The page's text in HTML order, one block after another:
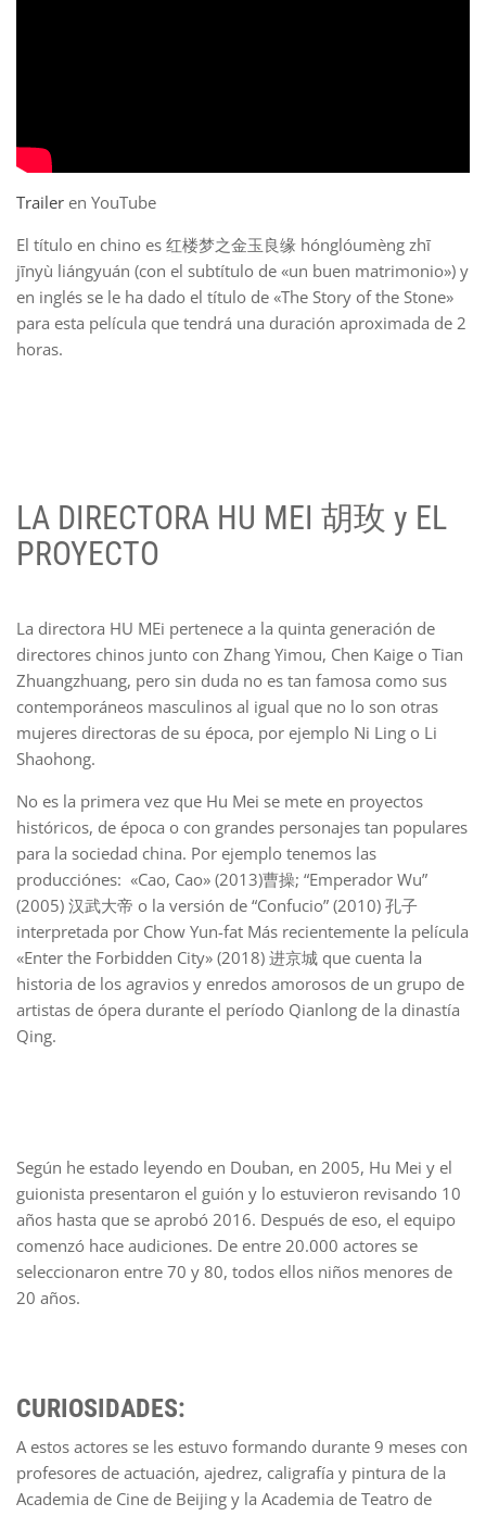
Trailer en YouTube
El título en chino es 红楼梦之金玉良缘 hónglóumèng zhī
jīnyù liángyuán (con el subtítulo de «un buen matrimonio») y
en inglés se le ha dado el título de «The Story of the Stone»
para esta película que tendrá una duración aproximada de 2
horas.
LA DIRECTORA HU MEI 胡玫 y EL
PROYECTO
La directora HU MEi pertenece a la quinta generación de
directores chinos junto con Zhang Yimou, Chen Kaige o Tian
Zhuangzhuang, pero sin duda no es tan famosa como sus
contemporáneos masculinos al igual que no lo son otras
mujeres directoras de su época, por ejemplo Ni Ling o Li
Shaohong.
No es la primera vez que Hu Mei se mete en proyectos
históricos, de época o con grandes personajes tan populares
para la sociedad china. Por ejemplo tenemos las
producciónes: «Cao, Cao» (2013)曹操; “Emperador Wu”
(2005) 汉武大帝 o la versión de “Confucio” (2010) 孔子
interpretada por Chow Yun-fat Más recientemente la película
«Enter the Forbidden City» (2018) 进京城 que cuenta la
historia de los agravios y enredos amorosos de un grupo de
artistas de ópera durante el período Qianlong de la dinastía
Qing.
Según he estado leyendo en Douban, en 2005, Hu Mei y el
guionista presentaron el guión y lo estuvieron revisando 10
años hasta que se aprobó 2016. Después de eso, el equipo
comenzó hace audiciones. De entre 20.000 actores se
seleccionaron entre 70 y 80, todos ellos niños menores de
20 años.
CURIOSIDADES:
A estos actores se les estuvo formando durante 9 meses con
profesores de actuación, ajedrez, caligrafía y pintura de la
Academia de Cine de Beijing y la Academia de Teatro de